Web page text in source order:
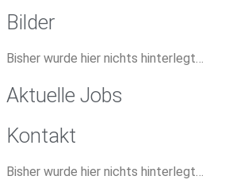
Bilder
Bisher wurde hier nichts hinterlegt…
Aktuelle Jobs
Kontakt
Bisher wurde hier nichts hinterlegt…